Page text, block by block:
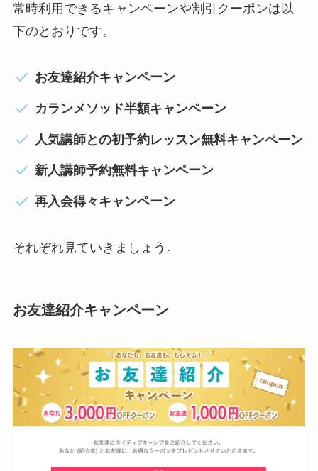
常時利用できるキャンペーンや割引クーポンは以
下のとおりです。
お友達紹介キャンペーン
カランメソッド半額キャンペーン
人気講師との初予約レッスン無料キャンペーン
新人講師予約無料キャンペーン
再入会得々キャンペーン
それぞれ見ていきましょう。
お友達紹介キャンペーン